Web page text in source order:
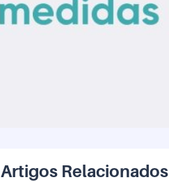
Artigos Relacionados